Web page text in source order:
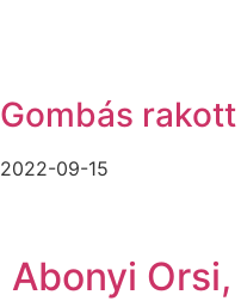
Gombás
2022-09-15
Abonyi